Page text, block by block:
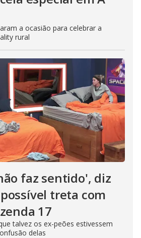
a ocasião para celebrar a
rural
faz sentido', diz
treta com
17
talvez os ex-peões estivessem
delas